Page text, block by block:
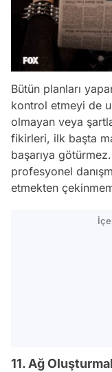
Bütün planları
kontrol etmeyi de
olmayan veya
fikirleri, ilk başta
başarıya
profesyonel
etmekten
11. Ağ